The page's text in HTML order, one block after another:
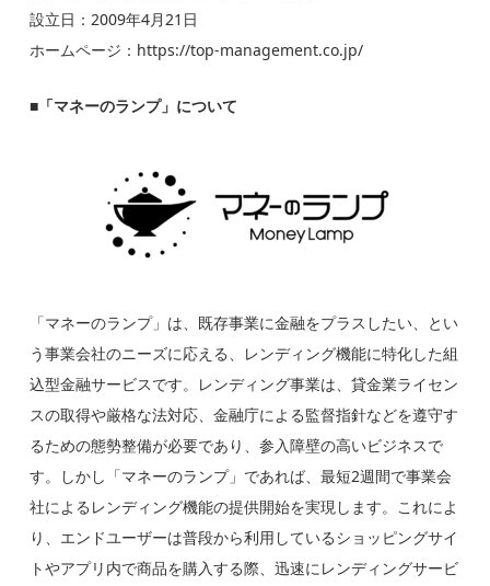
設立日：2009年4月21日
ホームページ：https://top-management.co.jp/
■ 「マネーのランプ」について
「マネーのランプ」は、既存事業に金融をプラスしたい、とい
う事業会社のニーズに応える、レンディング機能に特化した組
込型金融サービスです。レンディング事業は、貸金業ライセン
スの取得や厳格な法対応、金融庁による監督指針などを遵守す
るための態勢整備が必要であり、参入障壁の高いビジネスで
す。しかし「マネーのランプ」であれば、最短2週間で事業会
社によるレンディング機能の提供開始を実現します。これによ
り、エンドユーザーは普段から利用しているショッピングサイ
トやアプリ内で商品を購入する際、迅速にレンディングサービ